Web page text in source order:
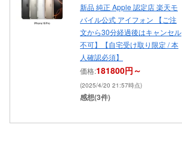
新品 純正 Apple 認定店 楽天モ
バイル公式 アイフォン 【ご注
文から30分経過後はキャンセル
不可】【自宅受け取り限定 / 本
人確認必須】
価格:181800円～
(2025/4/20 21:57時点)
感想(3件)